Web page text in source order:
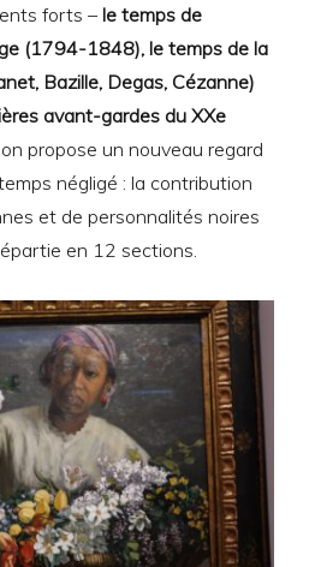
forts – le temps de
(1794-1848), le temps de la
Bazille, Degas, Cézanne)
avant-gardes du XXe
propose un nouveau regard
négligé : la contribution
et de personnalités noires
en 12 sections.